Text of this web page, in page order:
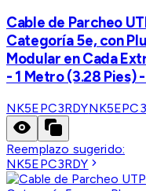
Cable de Parcheo
Categoría 5e, con
Modular en Cada
- 1 Metro (3.28 Pies)
NK5EPC3RDY
Reemplazo sugerido:
NK5EPC3RDY